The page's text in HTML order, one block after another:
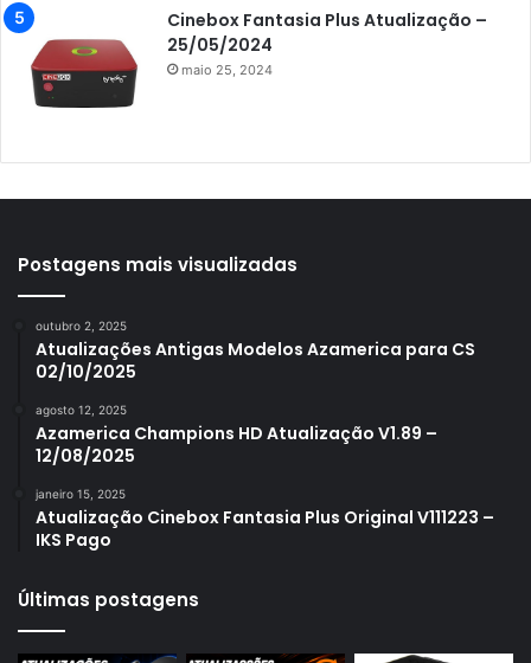
Azamerica King GX PRO
Azamerica King IPTV
Azamerica Mobi
Azamerica S1005
Azamerica S1006 Plus
Azamerica S1007 New
Azamerica S1007 Plus
Azamerica S1009
Azamerica S2005
Cinebox Fantasia Plus Atualização –
25/05/2024
maio 25, 2024
Postagens mais visualizadas
outubro 2, 2025
Atualizações Antigas Modelos Azamerica para CS
02/10/2025
agosto 12, 2025
Azamerica Champions HD Atualização V1.89 –
12/08/2025
janeiro 15, 2025
Atualização Cinebox Fantasia Plus Original V111223 –
IKS Pago
Últimas postagens